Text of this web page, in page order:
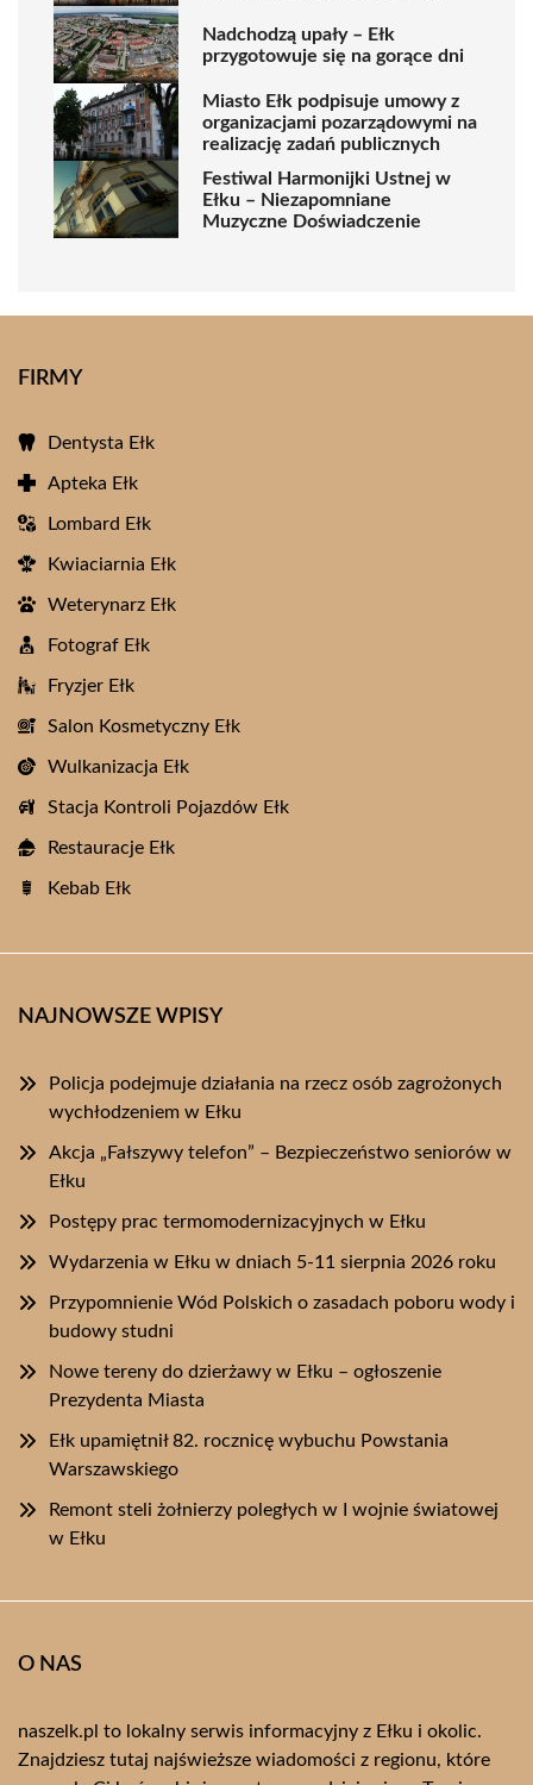
Nadchodzą upały – Ełk
przygotowuje się na gorące dni
Miasto Ełk podpisuje umowy z
organizacjami pozarządowymi na
realizację zadań publicznych
Festiwal Harmonijki Ustnej w
Ełku – Niezapomniane
Muzyczne Doświadczenie
FIRMY
Dentysta Ełk
Apteka Ełk
Lombard Ełk
Kwiaciarnia Ełk
Weterynarz Ełk
Fotograf Ełk
Fryzjer Ełk
Salon Kosmetyczny Ełk
Wulkanizacja Ełk
Stacja Kontroli Pojazdów Ełk
Restauracje Ełk
Kebab Ełk
NAJNOWSZE WPISY
Policja podejmuje działania na rzecz osób zagrożonych
wychłodzeniem w Ełku
Akcja „Fałszywy telefon” – Bezpieczeństwo seniorów w
Ełku
Postępy prac termomodernizacyjnych w Ełku
Wydarzenia w Ełku w dniach 5-11 sierpnia 2026 roku
Przypomnienie Wód Polskich o zasadach poboru wody i
budowy studni
Nowe tereny do dzierżawy w Ełku – ogłoszenie
Prezydenta Miasta
Ełk upamiętnił 82. rocznicę wybuchu Powstania
Warszawskiego
Remont steli żołnierzy poległych w I wojnie światowej
w Ełku
O NAS
naszelk.pl to lokalny serwis informacyjny z Ełku i okolic.
Znajdziesz tutaj najświeższe wiadomości z regionu, które